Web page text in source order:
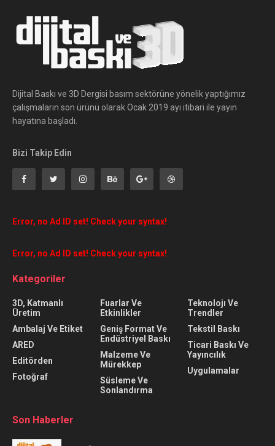
Dijital Baskı ve 3D Dergisi basım sektörüne yönelik yaptığımız
çalışmaların son ürünü olarak Ocak 2019 ayı itibari ile yayın
hayatına başladı.
Bizi Takip Edin
Error, no Ad ID set! Check your syntax!
Error, no Ad ID set! Check your syntax!
Kategoriler
3D, Katmanlı
Üretim
Ambalaj Ve Etiket
ARED
Editörden
Fotoğraf
Fuarlar Ve
Etkinlikler
Geniş Format Ve
Endüstriyel Baskı
Malzeme Ve
Mürekkep
Süsleme Ve
Sonlandırma
Teknolojı Ve
Trendler
Tekstil Baskı
Ticari Baskı Ve
Yayıncılık
Uygulamalar
Son Haberler